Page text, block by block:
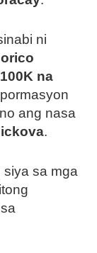
ni
na
ang nasa
.
sa mga